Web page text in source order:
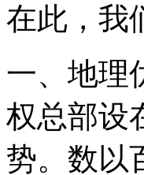
在此，我
一、地理
权总部设
势。数以